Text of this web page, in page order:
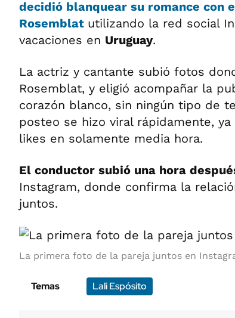
decidió blanquear su romance con
Rosemblat utilizando la red social
vacaciones en Uruguay.
La actriz y cantante subió fotos
Rosemblat, y eligió acompañar la
corazón blanco, sin ningún tipo de
posteo se hizo viral rápidamente,
likes en solamente media hora.
El conductor subió una hora
Instagram, donde confirma la
juntos.
La primera foto de la pareja juntos en
Temas Lali Espósito